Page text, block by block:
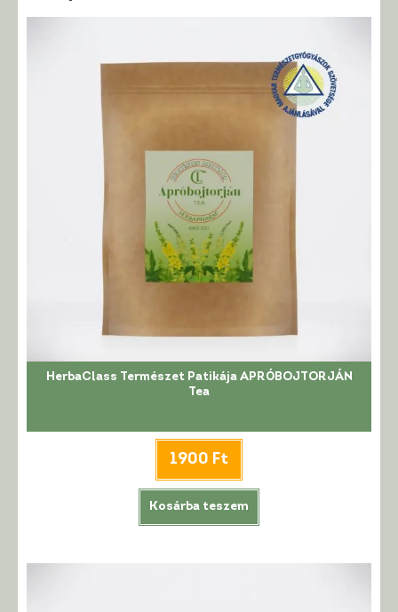
HerbaClass Természet Patikája APRÓBOJTORJÁN
Tea
1900 Ft
Kosárba teszem